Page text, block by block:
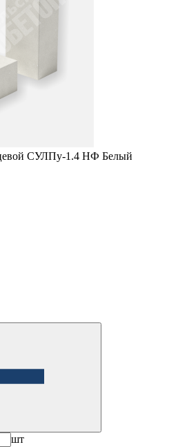
СУЛПу-1.4 НФ Белый
шт